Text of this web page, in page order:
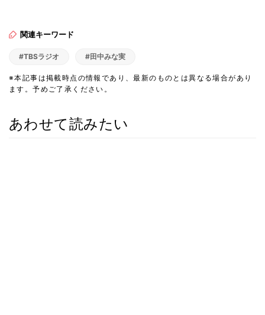
関連キーワード
#TBSラジオ #田中みな実
※本記事は掲載時点の情報であり、最新のものとは異なる場合があり
ます。予めご了承ください。
あわせて読みたい